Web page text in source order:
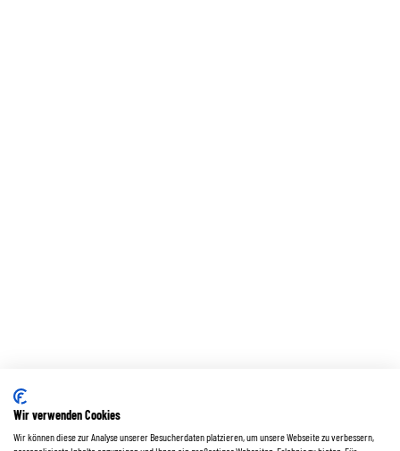
Wir verwenden Cookies
Wir können diese zur Analyse unserer Besucherdaten platzieren, um unsere Webseite zu verbessern,